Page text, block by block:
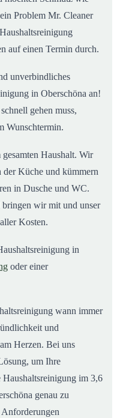
Problem Mr. Cleaner
auf einen Termin durch.
unverbindliches
in Oberschöna an!
gehen muss,
Wunschtermin.
Haushalt. Wir
der Küche und kümmern
in Dusche und WC.
wir mit und unser
Kosten.
in
oder einer
wann immer
und
Herzen. Bei uns
um Ihre
im 3,6
genau zu